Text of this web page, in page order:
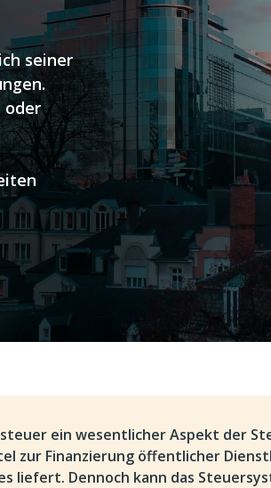
seiner
oder
ein wesentlicher Aspekt der
zur Finanzierung öffentlicher
liefert. Dennoch kann das